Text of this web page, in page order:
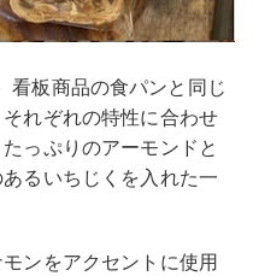
看板商品の食パンと同じ
れぞれの特性に合わせ
っぷりのアーモンドと
るいちじくを入れた一
ンをアクセントに使用